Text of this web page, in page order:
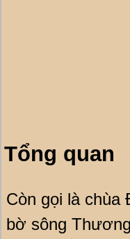
Tổng quan
Còn gọi là
bờ sông